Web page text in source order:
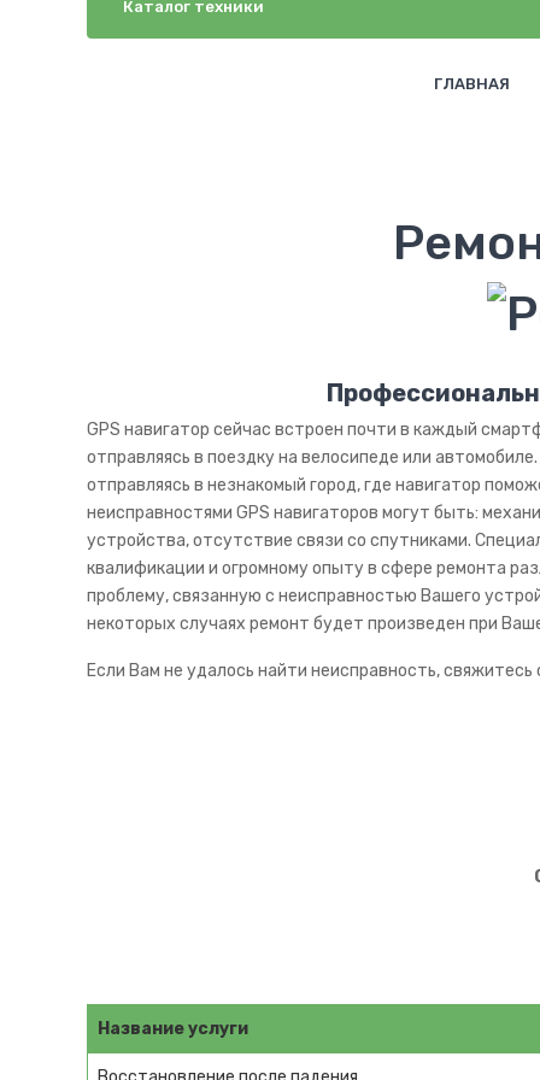
Каталог техники
ГЛАВНАЯ
GPS навигатор сейчас встроен почти в каждый
отправляясь в поездку на велосипеде или
отправляясь в незнакомый город, где навигатор
неисправностями GPS навигаторов могут быть:
устройства, отсутствие связи со спутниками.
квалификации и огромному опыту в сфере ремонта
проблему, связанную с неисправностью Вашего
некоторых случаях ремонт будет произведен при
Если Вам не удалось найти неисправность,
Название услуги